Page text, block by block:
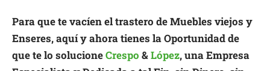
Para que te vacíen el trastero de Muebles viejos y
Enseres, aquí y ahora tienes la Oportunidad de
que te lo solucioneCrespo &López, una Empresa